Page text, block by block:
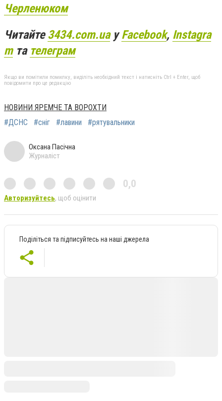
Черленюком
Читайте3434.com.uaуFacebook, Instagra
mта телеграм
Якщо ви помітили помилку, виділіть необхідний текст і натисніть Ctrl + Enter, щоб
повідомити про це редакцію
НОВИНИ ЯРЕМЧЕ ТА ВОРОХТИ
#ДСНС
#сніг #лавини #рятувальники
Оксана Пасічна
Журналіст
0,0
Авторизуйтесь, щоб оцінити
Поділіться та підписуйтесь на наші джерела